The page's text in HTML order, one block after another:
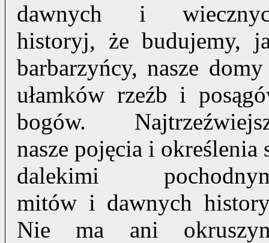
dawnych i
historyj, że budujemy,
barbarzyńcy, nasze
ułamków rzeźb i
bogów.
nasze pojęcia i określenia
dalekimi
mitów i dawnych
Nie ma ani